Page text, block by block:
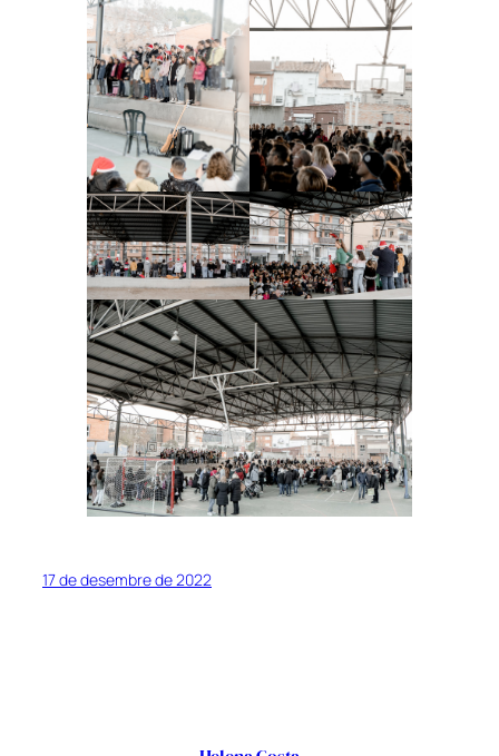
17 de desembre de 2022